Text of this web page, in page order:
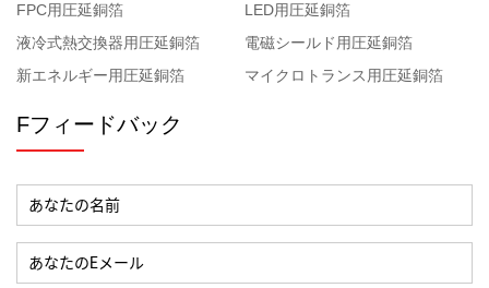
FPC用圧延銅箔
LED用圧延銅箔
液冷式熱交換器用圧延銅箔
電磁シールド用圧延銅箔
新エネルギー用圧延銅箔
マイクロトランス用圧延銅箔
Fフィードバック